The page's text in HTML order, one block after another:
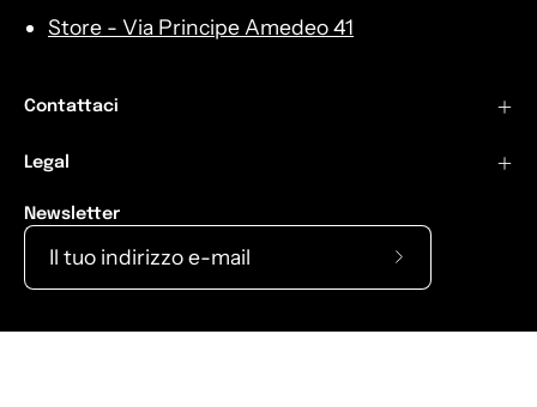
Store - Via Principe Amedeo 41
Contattaci
Legal
Newsletter
Iscriviti
nostra